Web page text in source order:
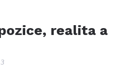
realita a